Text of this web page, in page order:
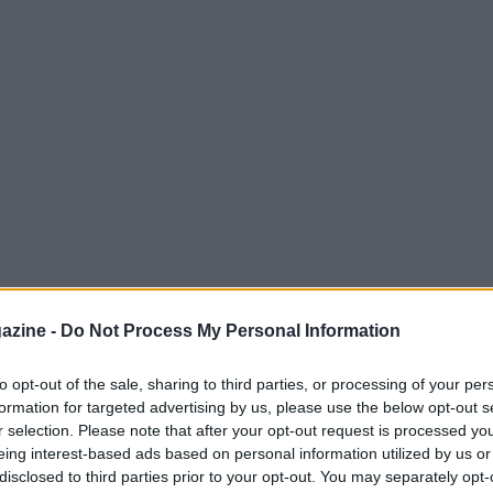
- Do Not Process My Personal Information
opt-out of the sale, sharing to third parties, or processing of your
for targeted advertising by us, please use the below opt-out
selection. Please note that after your opt-out request is processed
interest-based ads based on personal information utilized by us
to third parties prior to your opt-out. You may separately
i Toronto Raptors non sono
meno che non ci sia una richiesta di trade. Il